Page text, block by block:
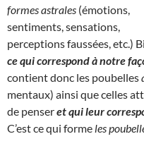
formes astrales (émotions,
sentiments, sensations,
perceptions faussées, etc.)
ce qui correspond à notre
contient donc les poubelles
mentaux) ainsi que celles
de penseret quileur
C’est ce qui forme les